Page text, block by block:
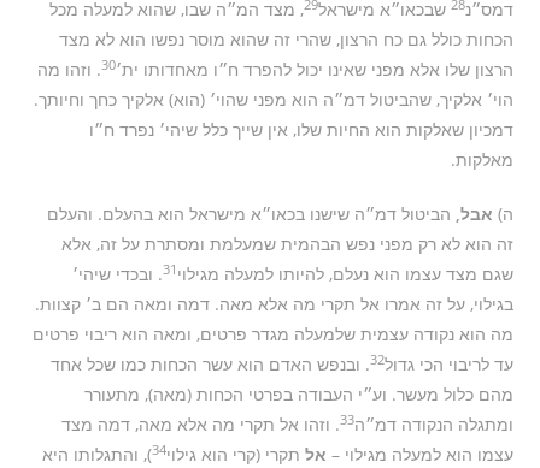
דמס״נ28 שבכאו״א מישראל29, מצד המ״ה שבו, שהוא למעלה מכל
הכחות כולל גם כח הרצון, שהרי זה שהוא מוסר נפשו הוא לא מצד
הרצון שלו אלא מפני שאינו יכול להפרד ח״ו מאחדותו ית׳30. וזהו מה
הוי׳ אלקיך, שהביטול דמ״ה הוא מפני שהוי׳ (הוא) אלקיך כחך וחיותך.
דמכיון שאלקות הוא החיות שלו, אין שייך כלל שיהי׳ נפרד ח״ו
מאלקות.
ה) אבל, הביטול דמ״ה שישנו בכאו״א מישראל הוא בהעלם. והעלם
זה הוא לא רק מפני נפש הבהמית שמעלמת ומסתרת על זה, אלא
שגם מצד עצמו הוא נעלם, להיותו למעלה מגילוי 31. ובכדי שיהי׳
בגילוי, על זה אמרו אל תקרי מה אלא מאה. דמה ומאה הם ב׳ קצוות.
מה הוא נקודה עצמית שלמעלה מגדר פרטים, ומאה הוא ריבוי פרטים
עד לריבוי הכי גדול32. ובנפש האדם הוא עשר הכחות כמו שכל אחד
מהם כלול מעשר. וע״י העבודה בפרטי הכחות (מאה), מתעורר
ומתגלה הנקודה דמ״ה33. וזהו אל תקרי מה אלא מאה, דמה מצד
עצמו הוא למעלה מגילוי – אל תקרי (קרי הוא גילוי34), והתגלותו היא